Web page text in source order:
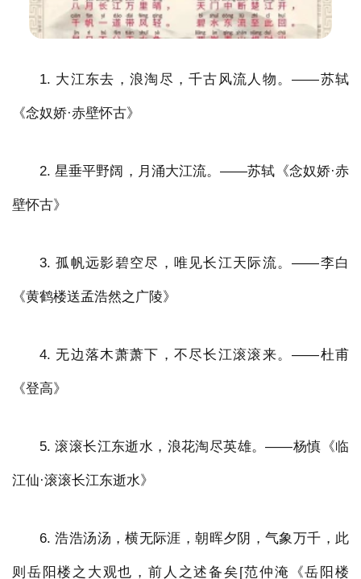
1. 大江东去，浪淘尽，千古风流人物。——苏轼
《念奴娇·赤壁怀古》
2. 星垂平野阔，月涌大江流。——苏轼《念奴娇·赤
壁怀古》
3. 孤帆远影碧空尽，唯见长江天际流。——李白
《黄鹤楼送孟浩然之广陵》
4. 无边落木萧萧下，不尽长江滚滚来。——杜甫
《登高》
5. 滚滚长江东逝水，浪花淘尽英雄。——杨慎《临
江仙·滚滚长江东逝水》
6. 浩浩汤汤，横无际涯，朝晖夕阴，气象万千，此
则岳阳楼之大观也，前人之述备矣[范仲淹《岳阳楼